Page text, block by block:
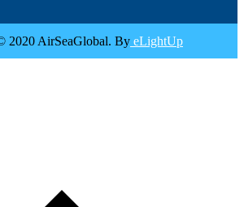
2020 AirSeaGlobal. By eLightUp